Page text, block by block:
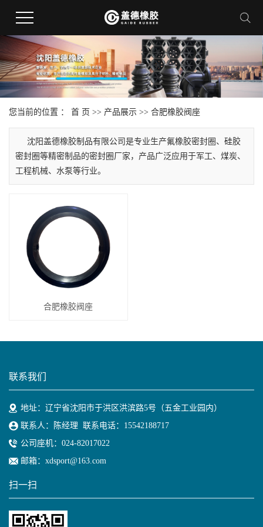
您当前的位置 ： 首 页 >> 产品展示 >> 合肥橡胶阀座
沈阳盖德橡胶制品有限公司是专业生产氟橡胶密封圈、硅胶
密封圈等精密制品的密封圈厂家，产品广泛应用于军工、煤炭、
工程机械、水泵等行业。
合肥橡胶阀座
联系我们
地址：辽宁省沈阳市于洪区洪滨路5号（五金工业园内）
联系人：陈经理 联系电话：15542188717
公司座机：024-82017022
邮箱：xdsport@163.com
扫一扫